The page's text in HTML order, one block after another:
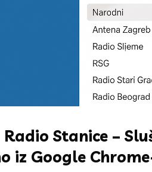
Stanice –
iz Google